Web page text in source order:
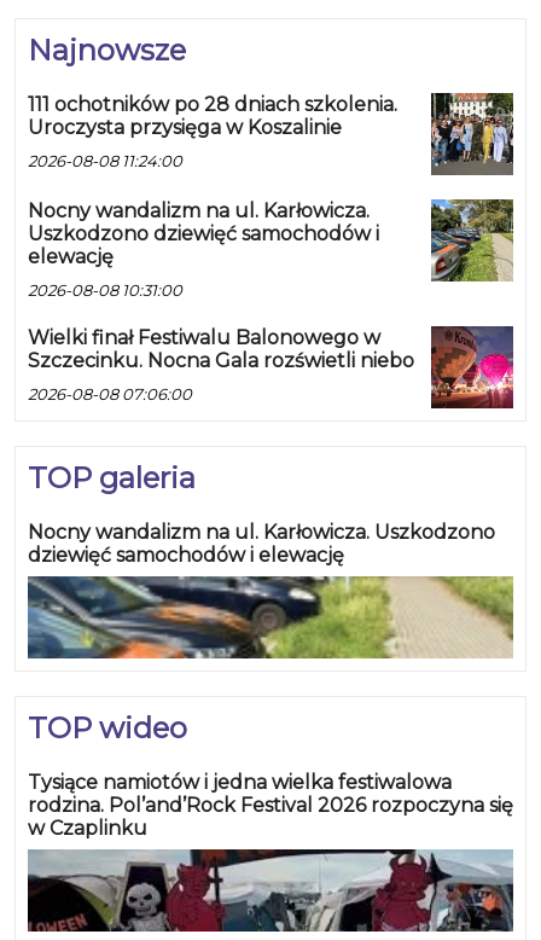
Najnowsze
111 ochotników po 28 dniach szkolenia.
Uroczysta przysięga w Koszalinie
2026-08-08 11:24:00
Nocny wandalizm na ul. Karłowicza.
Uszkodzono dziewięć samochodów i
elewację
2026-08-08 10:31:00
Wielki finał Festiwalu Balonowego w
Szczecinku. Nocna Gala rozświetli niebo
2026-08-08 07:06:00
TOP galeria
Nocny wandalizm na ul. Karłowicza. Uszkodzono
dziewięć samochodów i elewację
TOP wideo
Tysiące namiotów i jedna wielka festiwalowa
rodzina. Pol’and’Rock Festival 2026 rozpoczyna się
w Czaplinku